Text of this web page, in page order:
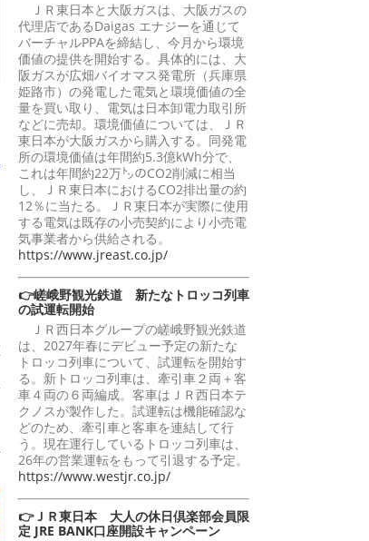
ＪＲ東日本と大阪ガスは、大阪ガスの
代理店であるDaigas エナジーを通じて
バーチャルPPAを締結し、今月から環境
価値の提供を開始する。具体的には、大
阪ガスが広畑バイオマス発電所（兵庫県
姫路市）の発電した電気と環境価値の全
量を買い取り、電気は日本卸電力取引所
などに売却。環境価値については、ＪＲ
東日本が大阪ガスから購入する。同発電
所の環境価値は年間約5.3億kWh分で、
これは年間約22万㌧のCO2削減に相当
し、ＪＲ東日本におけるCO2排出量の約
12％に当たる。ＪＲ東日本が実際に使用
する電気は既存の小売契約により小売電
気事業者から供給される。
https://www.jreast.co.jp/
👉嵯峨野観光鉄道 新たなトロッコ列車
の試運転開始
ＪＲ西日本グループの嵯峨野観光鉄道
は、2027年春にデビュー予定の新たな
トロッコ列車について、試運転を開始す
る。新トロッコ列車は、牽引車２両＋客
車４両の６両編成。客車はＪＲ西日本テ
クノスが製作した。試運転は機能確認な
どのため、牽引車と客車を連結して行
う。現在運行しているトロッコ列車は、
26年の営業運転をもって引退する予定。
https://www.westjr.co.jp/
👉ＪＲ東日本 大人の休日倶楽部会員限
定 JRE BANK口座開設キャンペーン